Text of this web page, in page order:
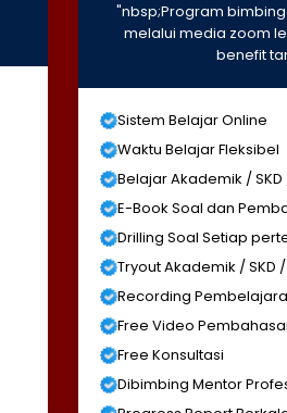
"nbsp;Program
melalui media zoom
benefit
Sistem Belajar Online
Waktu Belajar Fleksibel
Belajar Akademik /
E-Book Soal dan
Drilling Soal Setiap
Tryout Akademik / SKD
Recording
Free Video
Free Konsultasi
Dibimbing Mentor